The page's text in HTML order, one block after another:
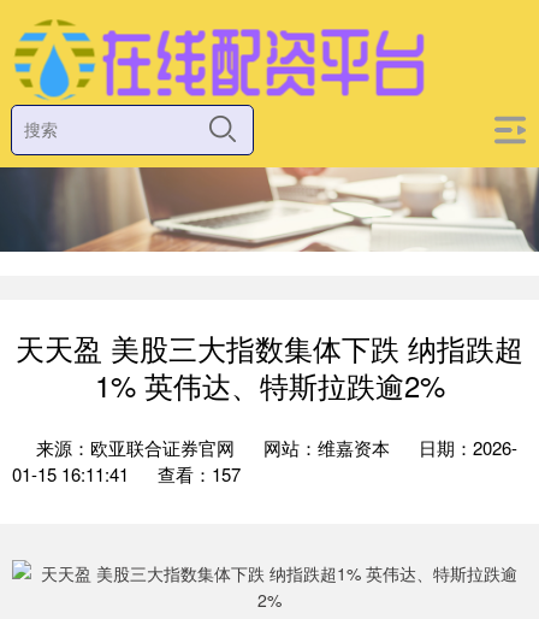
天天盈 美股三大指数集体下跌 纳指跌超
1% 英伟达、特斯拉跌逾2%
来源：欧亚联合证券官网 网站：维嘉资本
日期：2026-
01-15 16:11:41
查看：157